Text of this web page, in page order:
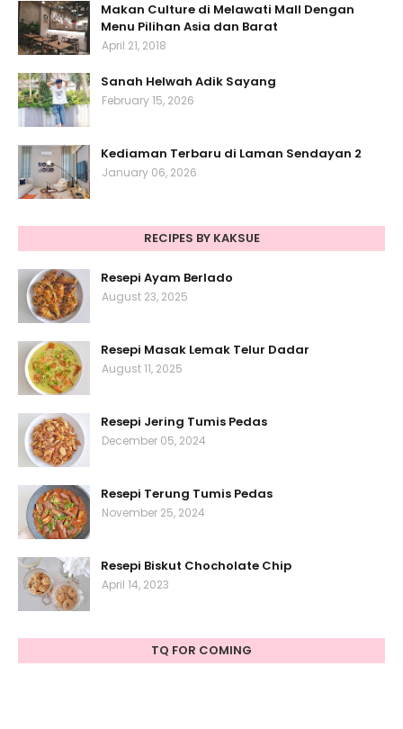
Makan Culture di Melawati Mall Dengan
Menu Pilihan Asia dan Barat
April 21, 2018
Sanah Helwah Adik Sayang
February 15, 2026
Kediaman Terbaru di Laman Sendayan 2
January 06, 2026
RECIPES BY KAKSUE
Resepi Ayam Berlado
August 23, 2025
Resepi Masak Lemak Telur Dadar
August 11, 2025
Resepi Jering Tumis Pedas
December 05, 2024
Resepi Terung Tumis Pedas
November 25, 2024
Resepi Biskut Chocholate Chip
April 14, 2023
TQ FOR COMING